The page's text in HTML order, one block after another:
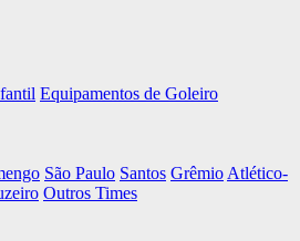
Equipamentos de Goleiro
São Paulo Santos Grêmio Atlético-
Outros Times